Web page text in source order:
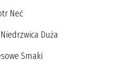
Neć
Duża
Smaki